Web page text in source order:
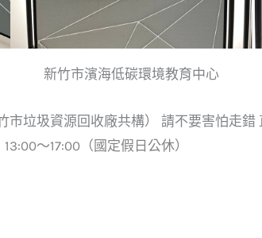
新竹市濱海低碳環境教育中心
市垃圾資源回收廠共構） 請不要害怕走錯
～17:00（國定假日公休）